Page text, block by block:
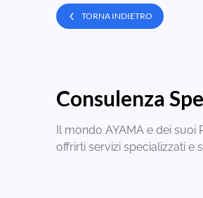
TORNA INDIETRO
Consulenza
Il mondo AYAMA e dei suoi
offrirti servizi specializzati e